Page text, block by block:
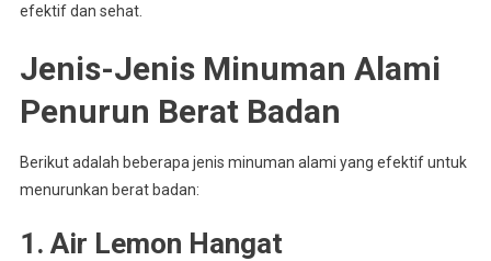
efektif dan sehat.
Jenis-Jenis Minuman Alami
Penurun Berat Badan
Berikut adalah beberapa jenis minuman alami yang efektif untuk
menurunkan berat badan:
1. Air Lemon Hangat